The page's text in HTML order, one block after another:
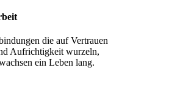
die auf Vertrauen
Aufrichtigkeit wurzeln,
ein Leben lang.